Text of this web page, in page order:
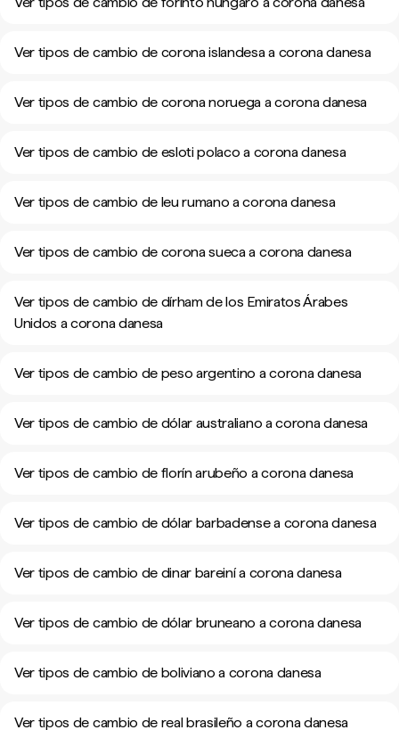
Ver tipos de cambio de corona islandesa a corona danesa
Ver tipos de cambio de corona noruega a corona danesa
Ver tipos de cambio de esloti polaco a corona danesa
Ver tipos de cambio de leu rumano a corona danesa
Ver tipos de cambio de corona sueca a corona danesa
Ver tipos de cambio de dírham de los Emiratos Árabes
Unidos a corona danesa
Ver tipos de cambio de peso argentino a corona danesa
Ver tipos de cambio de dólar australiano a corona danesa
Ver tipos de cambio de florín arubeño a corona danesa
Ver tipos de cambio de dólar barbadense a corona danesa
Ver tipos de cambio de dinar bareiní a corona danesa
Ver tipos de cambio de dólar bruneano a corona danesa
Ver tipos de cambio de boliviano a corona danesa
Ver tipos de cambio de real brasileño a corona danesa